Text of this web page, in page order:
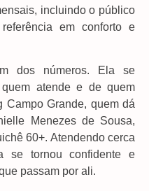
incluindo o público
em conforto e
dos números. Ela se
atende e de quem
Campo Grande, quem dá
Menezes de Sousa,
60+. Atendendo cerca
se tornou confidente e
passam por ali.